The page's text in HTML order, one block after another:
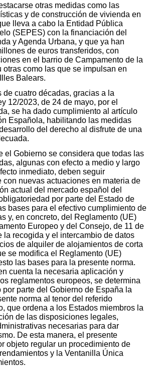
otras medidas como las
y de construcción de vivienda en
lleva a cabo la Entidad Pública
(SEPES) con la financiación del
y Agenda Urbana, y que ya han
de euros transferidos, con
en el barrio de Campamento de la
otras como las que se impulsan en
Balears.
de cuatro décadas, gracias a la
12/2023, de 24 de mayo, por el
se ha dado cumplimiento al artículo
Española, habilitando las medidas
del derecho al disfrute de una
el Gobierno se considera que todas las
algunas con efecto a medio y largo
inmediato, deben seguir
con nuevas actuaciones en materia de
actual del mercado español del
por parte del Estado de
bases para el efectivo cumplimiento de
y, en concreto, del Reglamento (UE)
Europeo y del Consejo, de 11 de
la recogida y el intercambio de datos
de alquiler de alojamientos de corta
se modifica el Reglamento (UE)
las bases para la presente norma.
cuenta la necesaria aplicación y
reglamentos europeos, se determina
parte del Gobierno de España la
norma al tenor del referido
que ordena a los Estados miembros la
de las disposiciones legales,
necesarias para dar
De esta manera, el presente
objeto regular un procedimiento de
y la Ventanilla Única